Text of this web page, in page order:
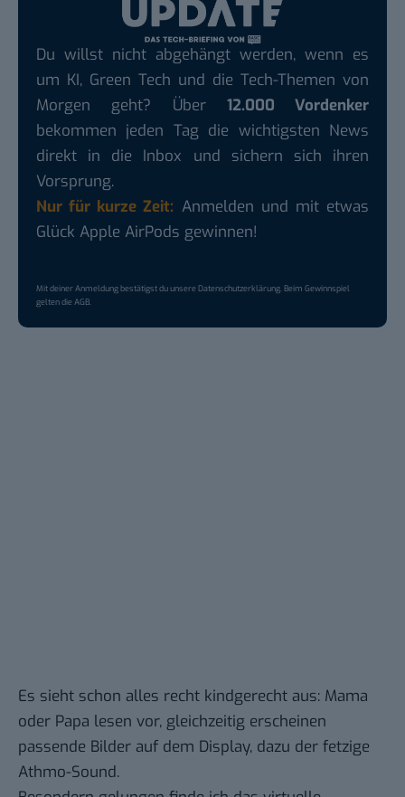
Du willst nicht abgehängt werden, wenn es
um KI, Green Tech und die Tech-Themen von
Morgen geht? Über 12.000 Vordenker
bekommen jeden Tag die wichtigsten News
direkt in die Inbox und sichern sich ihren
Vorsprung.
Nur für kurze Zeit: Anmelden und mit etwas
Glück Apple AirPods gewinnen!
Mit deiner Anmeldung bestätigst du unsereDatenschutzerklärung. Beim Gewinnspiel
gelten dieAGB.
Es sieht schon alles recht kindgerecht aus: Mama
oder Papa lesen vor, gleichzeitig erscheinen
passende Bilder auf dem Display, dazu der fetzige
Athmo-Sound.